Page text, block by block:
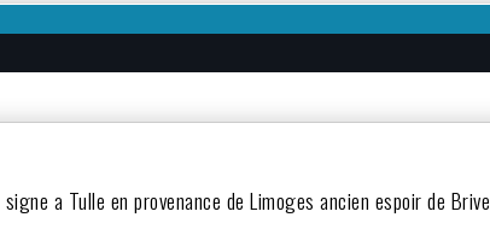
a Tulle en provenance de Limoges ancien espoir de Brive